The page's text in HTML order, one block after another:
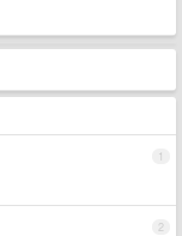
1
2